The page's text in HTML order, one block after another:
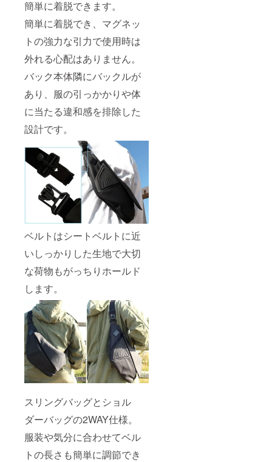
簡単に着脱できます。
簡単に着脱でき、マグネッ
トの強力な引力で使用時は
外れる心配はありません。
バック本体隣にバックルが
あり、服の引っかかりや体
に当たる違和感を排除した
設計です。
ベルトはシートベルトに近
いしっかりした生地で大切
な荷物もがっちりホールド
します。
スリングバッグとショル
ダーバッグの2WAY仕様。
服装や気分に合わせてベル
トの長さも簡単に調節でき